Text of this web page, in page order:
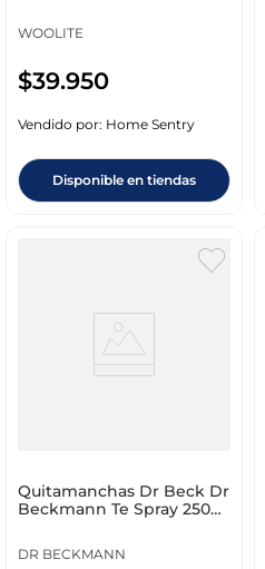
WOOLITE
$39.950
Vendido por: Home Sentry
Disponible en tiendas
Quitamanchas Dr Beck Dr
Beckmann Te Spray 250
DR BECKMANN